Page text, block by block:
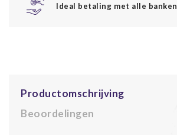
Ideal betaling met alle banken
Productomschrijving
Beoordelingen